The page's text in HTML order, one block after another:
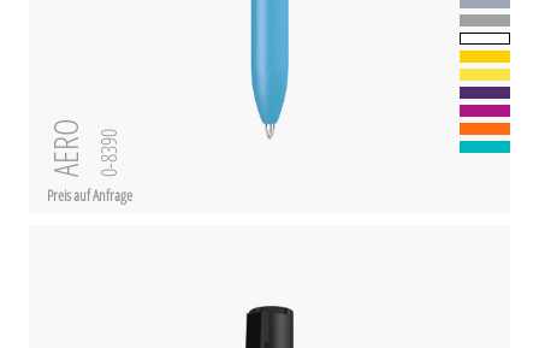
Preis auf Anfrage
AERO 0-8390